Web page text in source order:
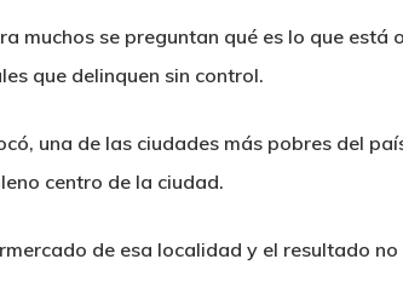
muchos se preguntan qué es lo que está
que delinquen sin control.
una de las ciudades más pobres del
centro de la ciudad.
de esa localidad y el resultado